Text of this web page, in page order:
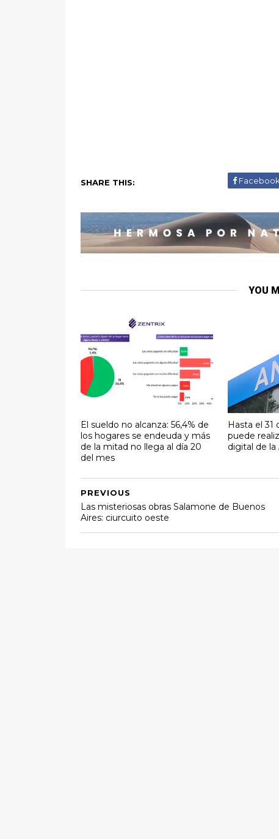
SHARE THIS: Facebook
YOU
El sueldo no alcanza: 56,4% de
los hogares se endeuda y más
de la mitad no llega al día 20
del mes
Hasta el 31
puede
digital de la
PREVIOUS
Las misteriosas obras Salamone de Buenos
Aires: ciurcuito oeste